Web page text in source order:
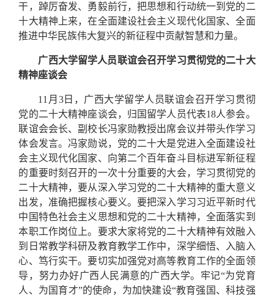
干，踔厉奋发、勇毅前行，把思想和行动统一到党的二
十大精神上来，在全面建设社会主义现代化国家、全面
推进中华民族伟大复兴的新征程中贡献智慧和力量。
广西大学留学人员联谊会召开学习贯彻党的二十大
精神座谈会
11月3日，广西大学留学人员联谊会召开学习贯彻
党的二十大精神座谈会，归国留学人员代表18人参会。
联谊会会长、副校长冯家勋教授出席会议并带头作学习
体会发言。冯家勋说，党的二十大是党进入全面建设社
会主义现代化国家、向第二个百年奋斗目标进军新征程
的重要时刻召开的一次十分重要的大会，学习贯彻党的
二十大精神，要从深入学习党的二十大精神的重大意义
出发，准确把握核心要义。要把深入学习习近平新时代
中国特色社会主义思想和党的二十大精神，全面落实到
本职工作岗位上。要求大家将党的二十大精神有效融入
到日常教学科研及教育教学工作中，深学细悟、入脑入
心、笃行实干。要切实加强党对高等教育工作的全面领
导，努力办好广西人民满意的广西大学。牢记“为党育
人、为国育才”的使命，为加快建设“教育强国、科技强